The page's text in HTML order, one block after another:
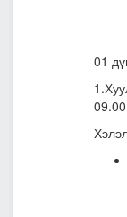
01